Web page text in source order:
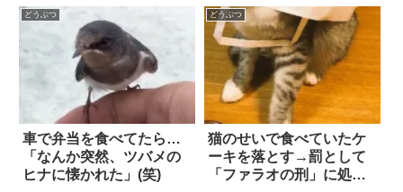
どうぶつ
車で弁当を食べてたら…
「なんか突然、ツバメの
ヒナに懐かれた」(笑)
どうぶつ
猫のせいで食べていたケ
ーキを落とす→罰として
「ファラオの刑」に処し